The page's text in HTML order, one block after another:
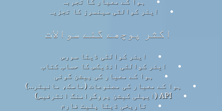
ایئر کوالٹی سینسرز کا تجزیہ
اکثر پوچھے گئے سوالات
ایئر کوالٹی ڈیٹا سورس
ایئر کوالٹی انڈیکس کا حساب کتاب
ہوا کے معیار کی پیشن گوئی
ہوا کے معیار کی مصنوعات (ماسک، مانیٹر…)
API (ایپلی کیشن پروگرامنگ انٹرفیس)
تاریخی ڈیٹا پلیٹ فارم